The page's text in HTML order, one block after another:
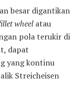
besar digantikan
wheelatau
pola terukir di
dapat
yang kontinu
Streicheisen